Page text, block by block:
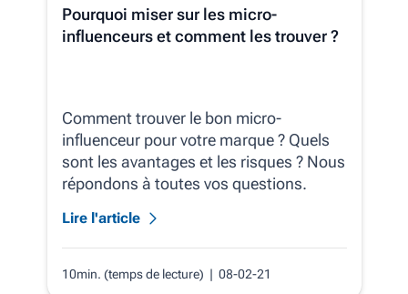
Pourquoi miser sur les micro-
influenceurs et comment les trouver ?
Comment trouver le bon micro-
influenceur pour votre marque ? Quels
sont les avantages et les risques ? Nous
répondons à toutes vos questions.
Lire l'article
10min. (temps de lecture) | 08-02-21